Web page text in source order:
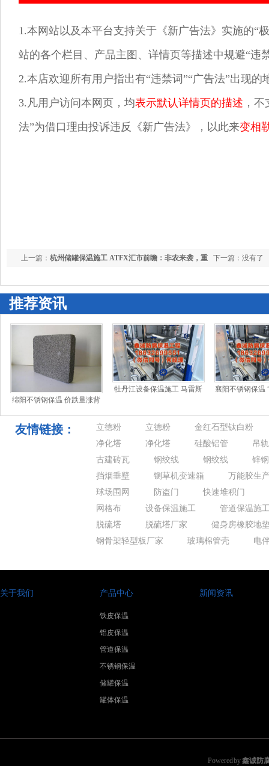
1.本网站以及本平台支持关于《新广告法》实施的“
站的各个栏目、产品主图、详情页等描述中规避“违
2.本店欢迎所有用户指出有“违禁词”“广告法”出现
3.凡用户访问本网页，均表示默认详情页的描述 ，
法”为借口理由投诉违反《新广告法》，以此来变相
下一篇：没有了
上一篇： 杭州储罐保温施工 ATFX汇市前瞻：非农来袭，重
推荐资讯
绵阳不锈钢保温 价跌量涨背
个月，为
牡丹江设备保温施工 马雷斯
教练市场
襄阳不锈钢保温
（20
友情链接： 立德粉 立德粉
金红石型钛白粉
净化塔
净化塔 硅酸铝管
吊
古建砖瓦
钢绞线 钢绞线
锌
挡烟垂壁
铡草机变速箱
万能胶生
球场围网
防盗门
快速堆积门
网格布
设备保温施工
管道保温施
脱硫塔
脱硫塔厂家
健身房橡胶地
钢骨架轻型板厂家
玻璃棉管壳 电
关于我们 产品中心
铁皮保温
铝皮保温
管道保温
不锈钢保温
储罐保温
罐体保温
新闻资讯
Powered by鑫诚防